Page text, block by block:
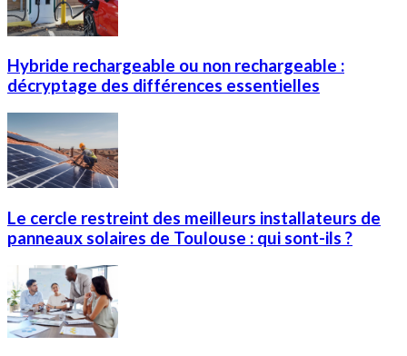
Hybride rechargeable ou non rechargeable :
décryptage des différences essentielles
Le cercle restreint des meilleurs installateurs de
panneaux solaires de Toulouse : qui sont-ils ?